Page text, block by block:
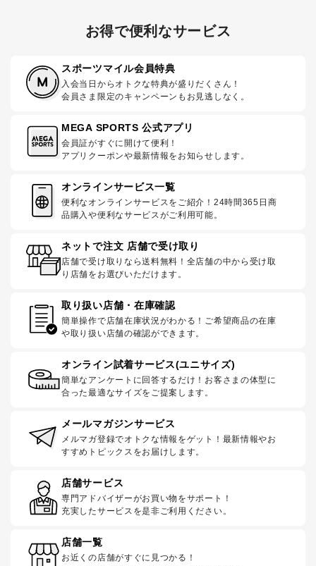
お得で便利なサービス
スポーツマイル会員特典
入会当日からオトクな特典が盛りだくさん！
会員さま限定のキャンペーンもお見逃しなく。
MEGA SPORTS 公式アプリ
会員証がすぐに開けて便利！
アプリクーポンや最新情報をお知らせします。
オンラインサービス一覧
便利なオンラインサービスをご紹介！24時間365日商
品購入や便利なサービスがご利用可能。
ネットで注文 店舗で受け取り
店舗で受け取りなら送料無料！全店舗の中から受け取
り店舗をお選びいただけます。
取り扱い店舗・在庫確認
簡単操作で店舗在庫状況がわかる！ご希望商品の在庫
や取り扱い店舗の確認ができます。
オンライン試着サービス(ユニサイズ)
簡単なアンケートに回答するだけ！お客さまの体型に
合った最適なサイズをご提案します。
メールマガジンサービス
メルマガ登録でオトクな情報をゲット！最新情報やお
すすめトピックスをお届けします。
店舗サービス
専門アドバイザーがお買い物をサポート！
充実したサービスを是非ご利用ください。
店舗一覧
お近くの店舗がすぐに見つかる！